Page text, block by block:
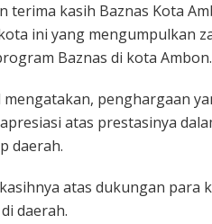
terima kasih Baznas Kota
ini yang mengumpulkan
Baznas di kota Ambon.
mengatakan, penghargaan
atas prestasinya
daerah.
atas dukungan para
daerah.